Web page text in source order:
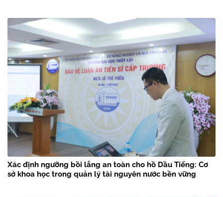
Xác định ngưỡng bồi lắng an toàn cho hồ Dầu Tiếng: Cơ
sở khoa học trong quản lý tài nguyên nước bền vững